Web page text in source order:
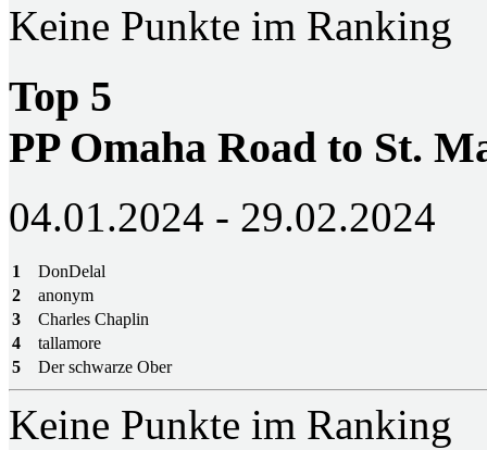
Keine Punkte im Ranking
Top 5
PP Omaha Road to St.
04.01.2024 - 29.02.2024
1
DonDelal
2
anonym
3
Charles Chaplin
4
tallamore
5
Der schwarze Ober
Keine Punkte im Ranking